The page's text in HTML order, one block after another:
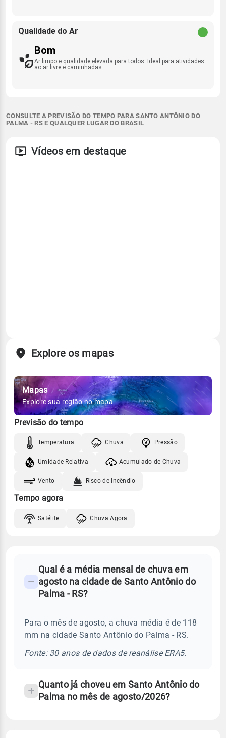
Qualidade do Ar
Bom
Ar limpo e qualidade elevada para todos. Ideal para atividades
ao ar livre e caminhadas.
CONSULTE A PREVISÃO DO TEMPO PARA SANTO ANTÔNIO DO
PALMA - RS E QUALQUER LUGAR DO BRASIL
Vídeos em destaque
Explore os mapas
Mapas
Explore sua região no mapa
Previsão do tempo
Temperatura Chuva Pressão
Umidade Relativa Acumulado de Chuva
Vento Risco de Incêndio
Tempo agora
Satélite Chuva Agora
Perguntas
frequentes
chuva
temperatura
Qual é a média mensal de chuva em
agosto na cidade de Santo Antônio do
Palma - RS?
Para o mês de agosto, a chuva média é de 118
mm na cidade Santo Antônio do Palma - RS.
Fonte: 30 anos de dados de reanálise ERA5.
Quanto já choveu em Santo Antônio do
Palma no mês de agosto/2026?